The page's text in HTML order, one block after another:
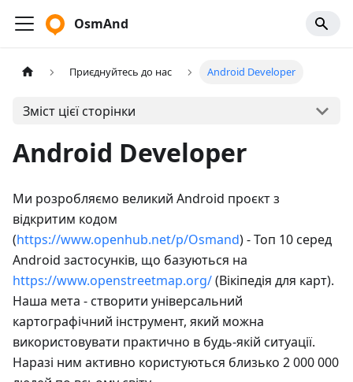
OsmAnd
Приєднуйтесь до нас Android Developer
Зміст цієї сторінки
Android Developer
Ми розробляємо великий Android проєкт з
відкритим кодом
(https://www.openhub.net/p/Osmand) - Топ 10 серед
Android застосунків, що базуються на
https://www.openstreetmap.org/(Вікіпедія для карт).
Наша мета - створити універсальний
картографічний інструмент, який можна
використовувати практично в будь-якій ситуації.
Наразі ним активно користуються близько 2 000 000